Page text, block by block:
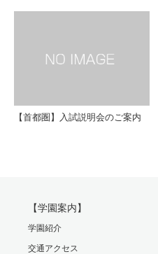
【首都圏】入試説明会のご案内
【学園案内】
学園紹介
交通アクセス